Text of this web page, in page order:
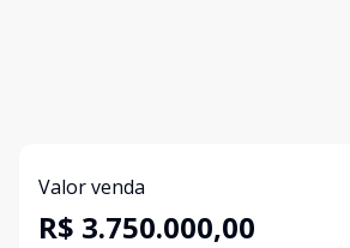
Valor venda
R$ 3.750.000,00